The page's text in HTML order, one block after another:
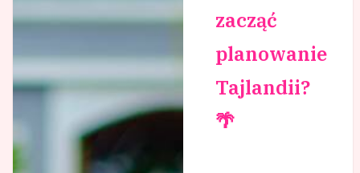
zacząć
planowanie
Tajlandii?
🌴